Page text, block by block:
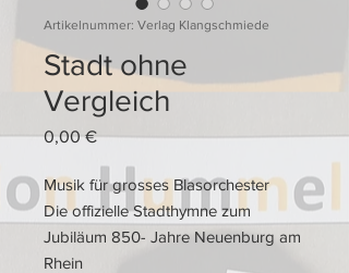
Artikelnummer: Verlag Klangschmiede
Stadt ohne
Vergleich
0,00 €Preis
Musik für grosses Blasorchester
Die offizielle Stadthymne zum
Jubiläum 850- Jahre Neuenburg am
Rhein